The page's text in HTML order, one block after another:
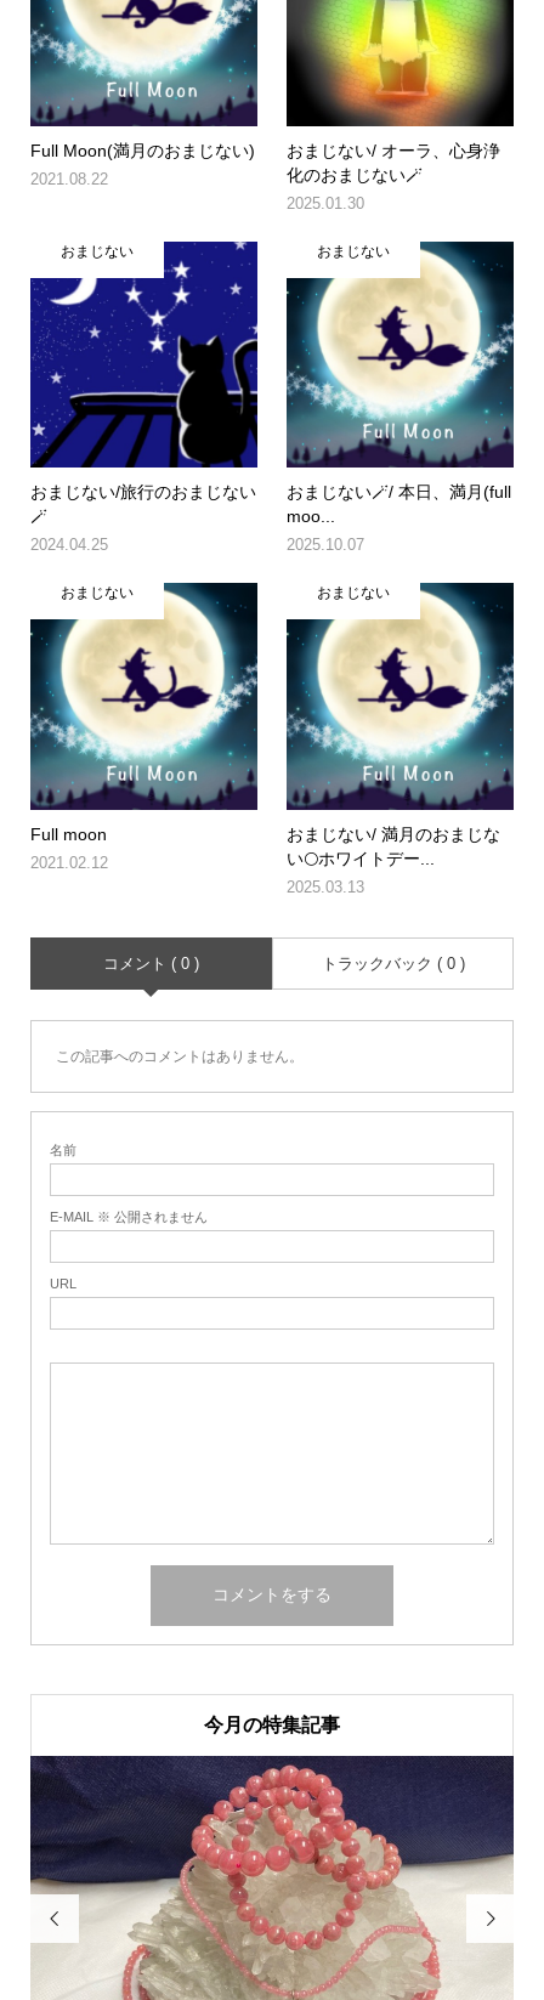
Full Moon(満月のおまじない)
2021.08.22
おまじない/ オーラ、心身浄
化のおまじない🪄
2025.01.30
おまじない
おまじない/旅行のおまじない
🪄
2024.04.25
おまじない
おまじない🪄/ 本日、満月(full
moo...
2025.10.07
おまじない
Full moon
2021.02.12
おまじない
おまじない/ 満月のおまじな
い🌕ホワイトデー...
2025.03.13
コメント ( 0 ) トラックバック ( 0 )
この記事へのコメントはありません。
名前
E-MAIL ※ 公開されません
URL
今月の特集記事
 